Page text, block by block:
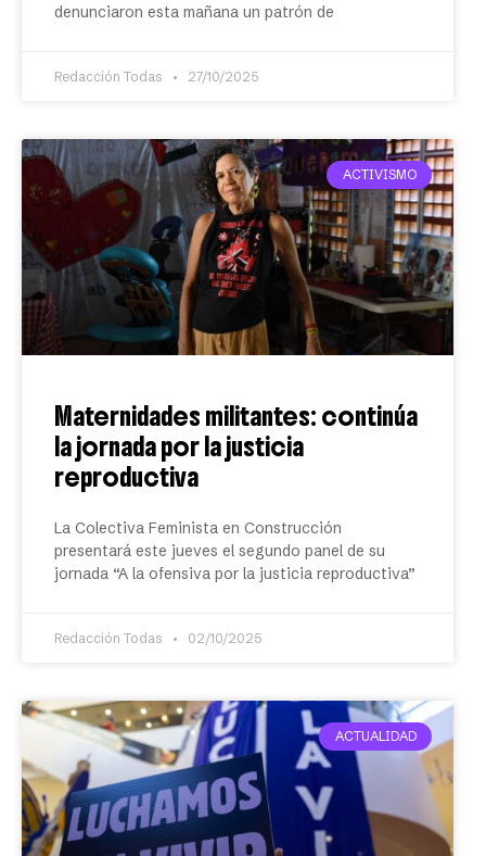
denunciaron esta mañana un patrón de
Redacción Todas 27/10/2025
ACTIVISMO
Maternidades militantes: continúa
la jornada por la justicia
reproductiva
La Colectiva Feminista en Construcción
presentará este jueves el segundo panel de su
jornada “A la ofensiva por la justicia reproductiva”
Redacción Todas 02/10/2025
ACTUALIDAD